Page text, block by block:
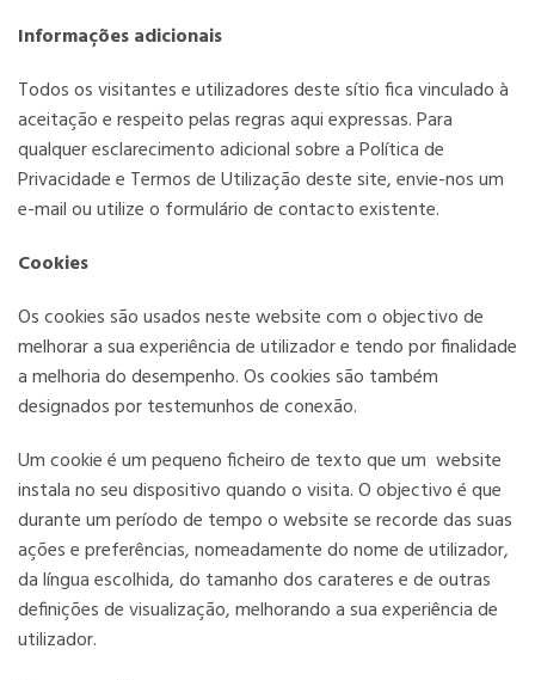
Informações adicionais
Todos os visitantes e utilizadores deste sítio fica vinculado à
aceitação e respeito pelas regras aqui expressas. Para
qualquer esclarecimento adicional sobre a Política de
Privacidade e Termos de Utilização deste site, envie-nos um
e-mail ou utilize o formulário de contacto existente.
Cookies
Os cookies são usados neste website com o objectivo de
melhorar a sua experiência de utilizador e tendo por finalidade
a melhoria do desempenho. Os cookies são também
designados por testemunhos de conexão.
Um cookie é um pequeno ficheiro de texto que um website
instala no seu dispositivo quando o visita. O objectivo é que
durante um período de tempo o website se recorde das suas
ações e preferências, nomeadamente do nome de utilizador,
da língua escolhida, do tamanho dos carateres e de outras
definições de visualização, melhorando a sua experiência de
utilizador.